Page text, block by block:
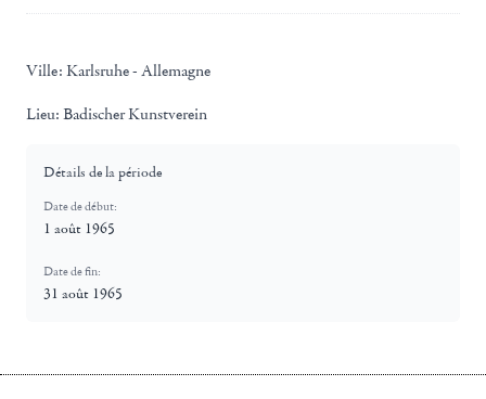
Ville: Karlsruhe - Allemagne
Lieu: Badischer Kunstverein
Détails de la période
Date de début:
1 août 1965
Date de fin:
31 août 1965